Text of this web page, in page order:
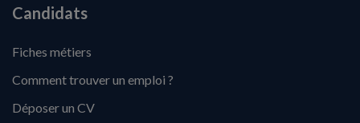
Candidats
Fiches métiers
Comment trouver un emploi ?
Déposer un CV